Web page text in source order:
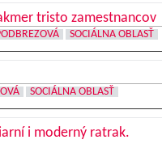
tristo zamestnancov
SOCIÁLNA OBLASŤ
SOCIÁLNA OBLASŤ
i moderný ratrak.